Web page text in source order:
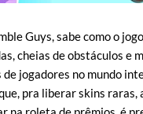
Guys, sabe como o
cheias de obstáculos e
jogadores no mundo
pra liberar skins raras,